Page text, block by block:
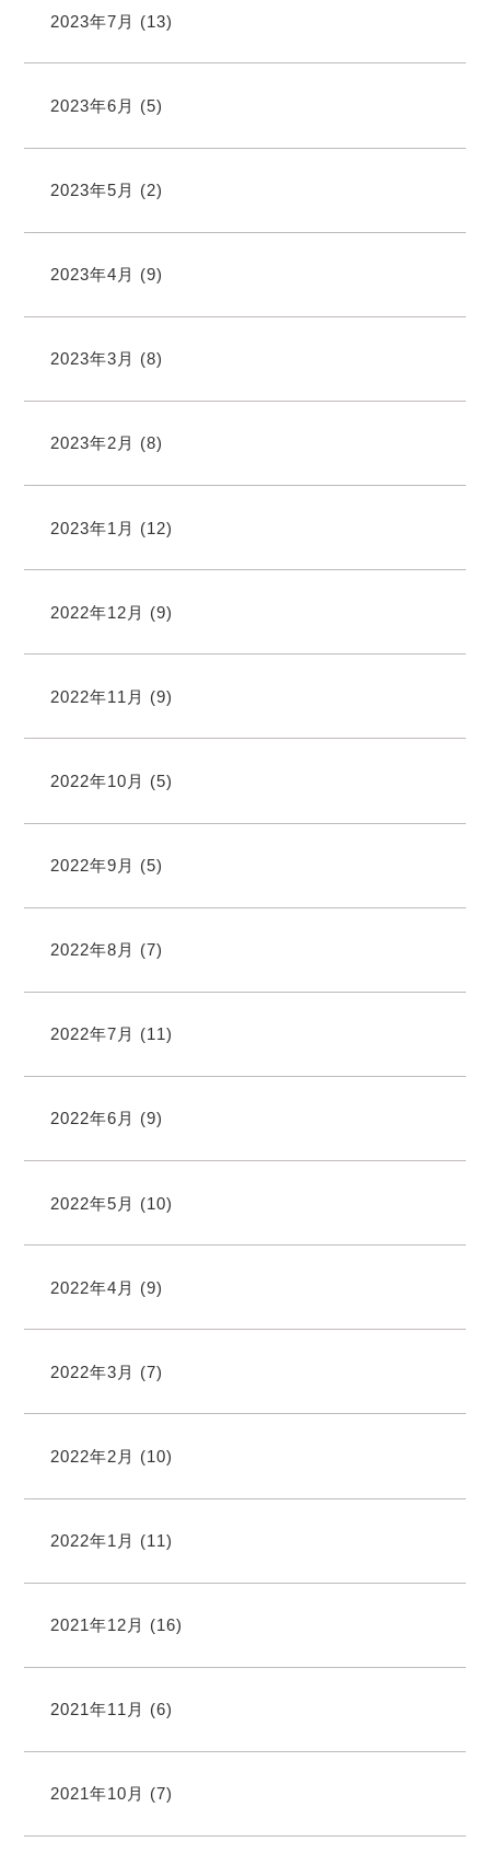
2023年7月 (13)
2023年6月 (5)
2023年5月 (2)
2023年4月 (9)
2023年3月 (8)
2023年2月 (8)
2023年1月 (12)
2022年12月 (9)
2022年11月 (9)
2022年10月 (5)
2022年9月 (5)
2022年8月 (7)
2022年7月 (11)
2022年6月 (9)
2022年5月 (10)
2022年4月 (9)
2022年3月 (7)
2022年2月 (10)
2022年1月 (11)
2021年12月 (16)
2021年11月 (6)
2021年10月 (7)